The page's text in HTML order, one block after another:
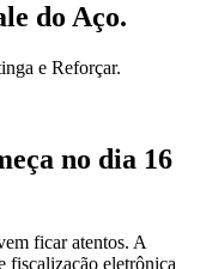
do Aço.
e Reforçar.
no dia 16
ficar atentos. A
fiscalização eletrônica